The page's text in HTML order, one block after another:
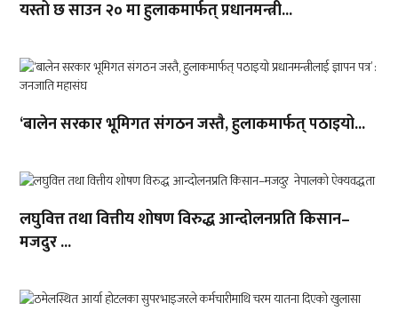
यस्तो छ साउन २० मा हुलाकमार्फत् प्रधानमन्त्री...
‘बालेन सरकार भूमिगत संगठन जस्तै, हुलाकमार्फत् पठाइयो...
लघुवित्त तथा वित्तीय शोषण विरुद्ध आन्दोलनप्रति किसान–
मजदुर ...